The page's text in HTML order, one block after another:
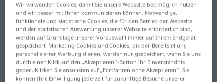
szczerbaty <persf-ci>
Übersicht aller Übersetzungen
(Für mehr Details die Übersetzung anklicken/antippen)
ohne VorderZähne
Wir verwenden Cookies, damit Sie unsere Webseite bestmöglich nutzen
und wir besser mit Ihnen kommunizieren können. Notwendige,
funktionale und statistische Cookies, die für den Betrieb der Webseite
und der statistischen Auswertung unserer Webseite erforderlich sind,
werden auf Grundlage unserer Vorauswahl immer auf Ihrem Endgerät
gespeichert. Marketing-Cookies und Cookies, die der Bereitstellung
personalisierter Werbung dienen, werden nur gespeichert, wenn Sie uns
durch einen Klick auf den „Akzeptieren“-Button Ihr Einverständnis
geben. Klicken Sie ansonsten auf „Fortfahren ohne Akzeptieren“. Sie
können Ihre Einwilligung jederzeit für zukünftige Besuche unserer